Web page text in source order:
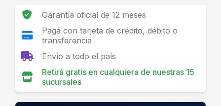
Garantía oficial de 12 meses
Pagá con tarjeta de crédito, débito o
transferencia
Envío a todo el país
Retirá gratis en cualquiera de nuestras 15
sucursales